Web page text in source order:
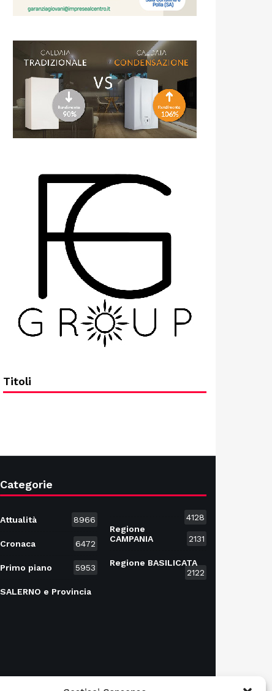
Titoli
Categorie
Attualità 8966
Cronaca 6472
Primo piano 5953
SALERNO e Provincia
4128
Regione
CAMPANIA
2131
Regione BASILICATA
2122